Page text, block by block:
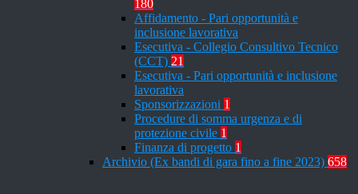
180
Affidamento - Pari opportunità e
inclusione lavorativa
Esecutiva - Collegio Consultivo Tecnico
(CCT) 21
Esecutiva - Pari opportunità e inclusione
lavorativa
Sponsorizzazioni 1
Procedure di somma urgenza e di
protezione civile 1
Finanza di progetto 1
Archivio (Ex bandi di gara fino a fine 2023) 658